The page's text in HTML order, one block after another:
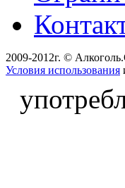
2009-2012г. ©
Условия использования